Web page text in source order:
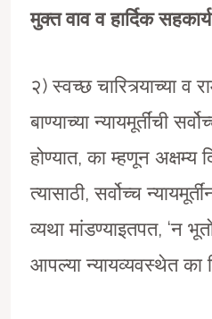
मुक्त वाव व हार्दिक
२) स्वच्छ चारित्र्याच्या व
बाण्याच्या न्यायमूर्तींची
होण्यात, का म्हणून अक्षम्य
त्यासाठी, सर्वोच्च
व्यथा मांडण्याइतपत, ‘न
आपल्या न्यायव्यवस्थेत का